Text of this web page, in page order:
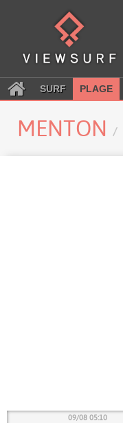
SURF PLAGE
MENTON
09/08 05:10